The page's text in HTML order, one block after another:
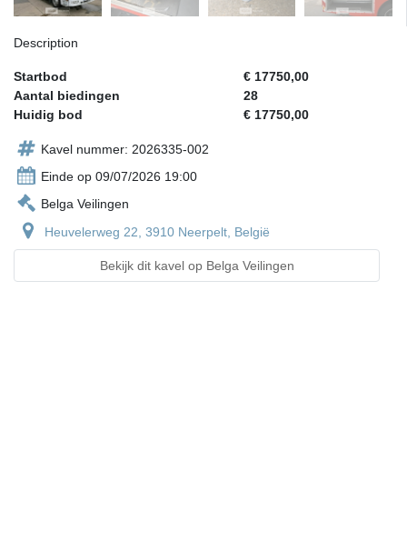
Description
Startbod
€ 17750,00
Aantal biedingen
28
Huidig bod
€ 17750,00
Kavel nummer: 2026335-002
Einde op 09/07/2026 19:00
Belga Veilingen
Heuvelerweg 22, 3910 Neerpelt, België
Bekijk dit kavel op Belga Veilingen